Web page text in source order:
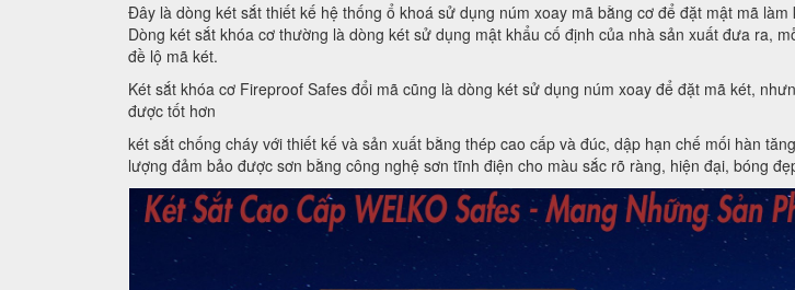
Đây là dòng két sắt thiết kế hệ thống ổ khoá sử dụng núm xoay mã bằng cơ để đặt mật mã
Dòng két sắt khóa cơ thường là dòng két sử dụng mật khẩu cố định của nhà sản xuất đưa ra,
đề lộ mã két.
Két sắt khóa cơ Fireproof Safes đổi mã cũng là dòng két sử dụng núm xoay để đặt mã két,
được tốt hơn
két sắt chống cháy với thiết kế và sản xuất bằng thép cao cấp và đúc, dập hạn chế mối hàn
lượng đảm bảo được sơn bằng công nghệ sơn tĩnh điện cho màu sắc rõ ràng, hiện đại, bóng